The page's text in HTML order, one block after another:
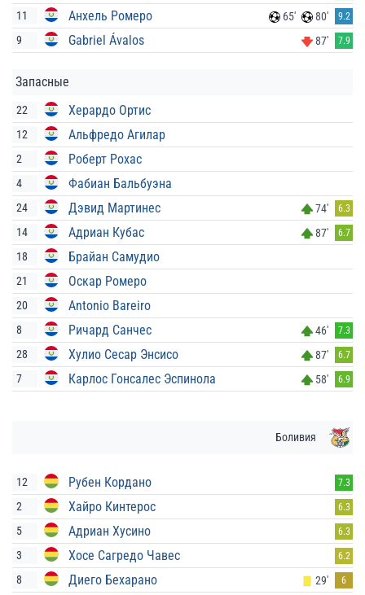
11 Анхель Ромеро 65' 80' 9.2
9 Gabriel Ávalos 87' 7.9
Запасные
22 Херардо Ортис
12 Альфредо Агилар
2 Роберт Рохас
4 Фабиан Бальбуэна
24 Дэвид Мартинес 74' 6.3
14 Адриан Кубас 87' 6.7
18 Брайан Самудио
21 Оскар Ромеро
20 Antonio Bareiro
8 Ричард Санчес 46' 7.3
28 Хулио Сесар Энсисо 87' 6.7
7 Карлос Гонсалес Эспинола 58' 6.9
Боливия
12 Рубен Кордано 7.3
2 Хайро Кинтерос 6.3
5 Адриан Хусино 6.3
3 Хосе Сагредо Чавес 6.2
8 Диего Бехарано 29' 6